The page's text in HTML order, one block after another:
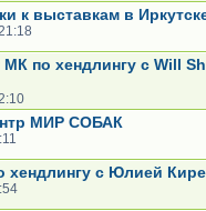
к выставкам в
МК по хендлингу с Will
МИР СОБАК
хендлингу с Юлией